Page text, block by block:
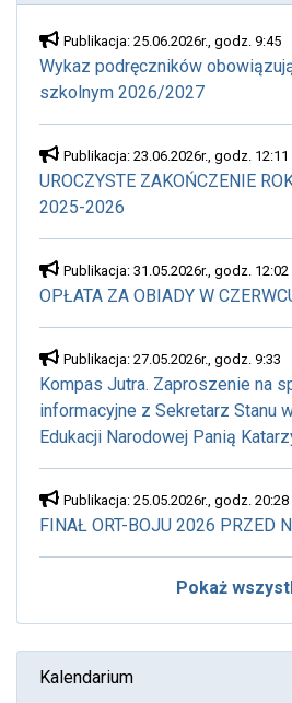
Publikacja: 25.06.2026r., godz. 9:45
Wykaz podręczników
szkolnym 2026/2027
Publikacja: 23.06.2026r., godz. 12:11
UROCZYSTE ZAKOŃCZENIE
2025-2026
Publikacja: 31.05.2026r., godz. 12:02
OPŁATA ZA OBIADY W
Publikacja: 27.05.2026r., godz. 9:33
Kompas Jutra. Zaproszenie na
informacyjne z Sekretarz Stanu
Edukacji Narodowej Panią
Publikacja: 25.05.2026r., godz. 20:28
FINAŁ ORT-BOJU 2026 PRZED
Pokaż
Kalendarium